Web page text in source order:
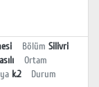
Bölüm Silivri
Ortam
k.2
Durum